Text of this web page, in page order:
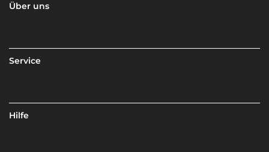
Über uns
Service
Hilfe